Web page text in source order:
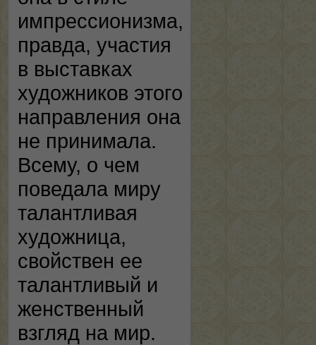
импрессионизма,
правда, участия
в выставках
художников этого
направления она
не принимала.
Всему, о чем
поведала миру
талантливая
художница,
свойствен ее
талантливый и
женственный
взгляд на мир.